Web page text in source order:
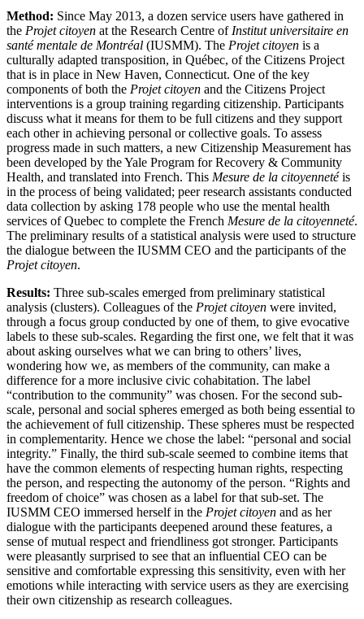
Method: Since May 2013, a dozen service users have gathered in
the Projet citoyen at the Research Centre of Institut universitaire en
santé mentale de Montréal (IUSMM). The Projet citoyen is a
culturally adapted transposition, in Québec, of the Citizens Project
that is in place in New Haven, Connecticut. One of the key
components of both the Projet citoyen and the Citizens Project
interventions is a group training regarding citizenship. Participants
discuss what it means for them to be full citizens and they support
each other in achieving personal or collective goals. To assess
progress made in such matters, a new Citizenship Measurement has
been developed by the Yale Program for Recovery & Community
Health, and translated into French. This Mesure de la citoyennetéis
in the process of being validated; peer research assistants conducted
data collection by asking 178 people who use the mental health
services of Quebec to complete the French Mesure de la citoyenneté.
The preliminary results of a statistical analysis were used to structure
the dialogue between the IUSMM CEO and the participants of the
Projet citoyen.
Results: Three sub-scales emerged from preliminary statistical
analysis (clusters). Colleagues of the Projet citoyen were invited,
through a focus group conducted by one of them, to give evocative
labels to these sub-scales. Regarding the first one, we felt that it was
about asking ourselves what we can bring to others’ lives,
wondering how we, as members of the community, can make a
difference for a more inclusive civic cohabitation. The label
“contribution to the community” was chosen. For the second sub-
scale, personal and social spheres emerged as both being essential to
the achievement of full citizenship. These spheres must be respected
in complementarity. Hence we chose the label: “personal and social
integrity.” Finally, the third sub-scale seemed to combine items that
have the common elements of respecting human rights, respecting
the person, and respecting the autonomy of the person. “Rights and
freedom of choice” was chosen as a label for that sub-set. The
IUSMM CEO immersed herself in the Projet citoyen and as her
dialogue with the participants deepened around these features, a
sense of mutual respect and friendliness got stronger. Participants
were pleasantly surprised to see that an influential CEO can be
sensitive and comfortable expressing this sensitivity, even with her
emotions while interacting with service users as they are exercising
their own citizenship as research colleagues.